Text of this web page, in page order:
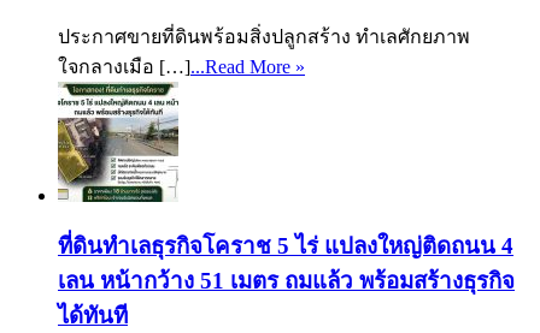
ประกาศขายที่ดินพร้อมสิ่งปลูกสร้าง ทำเลศักยภาพ
ใจกลางเมือ […]...Read More »
ที่ดินทำเลธุรกิจโคราช 5 ไร่ แปลงใหญ่ติดถนน 4
เลน หน้ากว้าง 51 เมตร ถมแล้ว พร้อมสร้างธุรกิจ
ได้ทันที